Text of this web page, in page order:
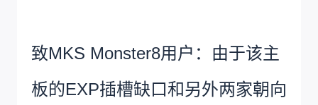
致MKS Monster8用户：由于该主
板的EXP插槽缺口和另外两家朝向